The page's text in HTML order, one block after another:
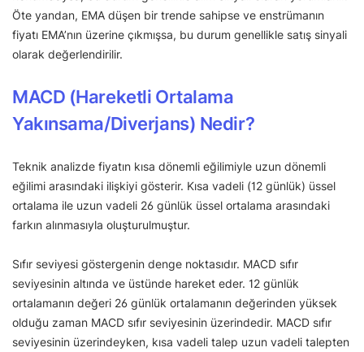
Öte yandan, EMA düşen bir trende sahipse ve enstrümanın
fiyatı EMA’nın üzerine çıkmışsa, bu durum genellikle satış sinyali
olarak değerlendirilir.
MACD (Hareketli Ortalama
Yakınsama/Diverjans) Nedir?
Teknik analizde fiyatın kısa dönemli eğilimiyle uzun dönemli
eğilimi arasındaki ilişkiyi gösterir. Kısa vadeli (12 günlük) üssel
ortalama ile uzun vadeli 26 günlük üssel ortalama arasındaki
farkın alınmasıyla oluşturulmuştur.
Sıfır seviyesi göstergenin denge noktasıdır. MACD sıfır
seviyesinin altında ve üstünde hareket eder. 12 günlük
ortalamanın değeri 26 günlük ortalamanın değerinden yüksek
olduğu zaman MACD sıfır seviyesinin üzerindedir. MACD sıfır
seviyesinin üzerindeyken, kısa vadeli talep uzun vadeli talepten